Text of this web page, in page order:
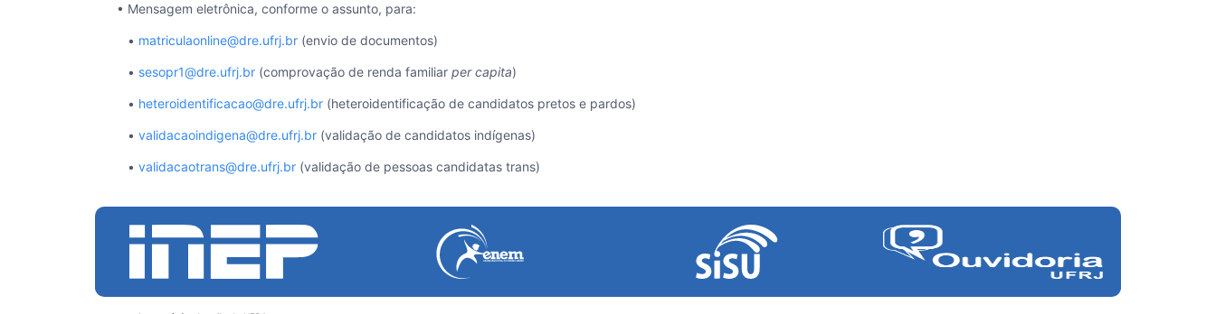
• Mensagem eletrônica, conforme o assunto, para:
• matriculaonline@dre.ufrj.br (envio de documentos)
• sesopr1@dre.ufrj.br (comprovação de renda familiar per capita)
• heteroidentificacao@dre.ufrj.br (heteroidentificação de candidatos pretos e pardos)
• validacaoindigena@dre.ufrj.br (validação de candidatos indígenas)
• validacaotrans@dre.ufrj.br (validação de pessoas candidatas trans)